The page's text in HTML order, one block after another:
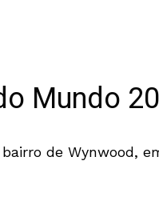
Mundo
de Wynwood,